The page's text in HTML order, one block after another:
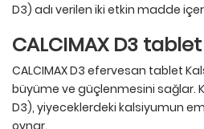
D3) adı verilen iki etkin madde
CALCIMAX D3
CALCIMAX D3 efervesan tablet
büyüme ve güçlenmesini sağlar.
D3), yiyeceklerdeki kalsiyumun
oynar.